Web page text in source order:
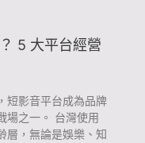
5 大平台經營
短影音平台成為品牌
場之一。 台灣使用
層，無論是娛樂、知